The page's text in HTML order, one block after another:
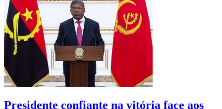
Presidente confiante na vitória face aos